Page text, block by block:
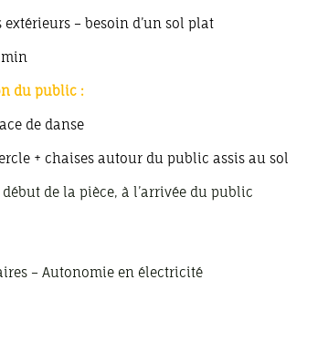
extérieurs – besoin d’un sol plat
du public :
de danse
+ chaises autour du public assis au sol
de la pièce, à l’arrivée du public
–Autonomie en électricité